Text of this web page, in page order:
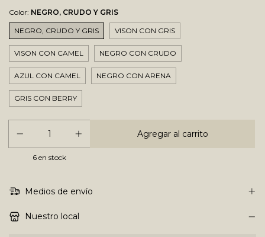
Color: NEGRO, CRUDO Y GRIS
NEGRO, CRUDO Y GRIS VISON CON GRIS
VISON CON CAMEL NEGRO CON CRUDO
AZUL CON CAMEL NEGRO CON ARENA
GRIS CON BERRY
6 en stock
Medios de envío
Nuestro local